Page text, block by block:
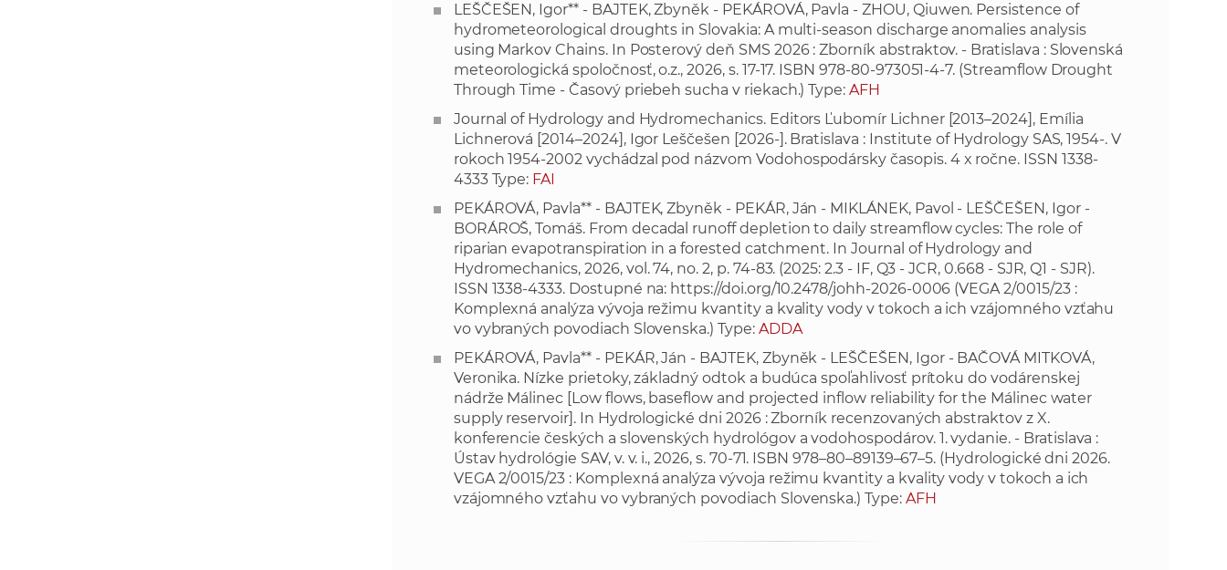
LEŠČEŠEN, Igor** - BAJTEK, Zbyněk - PEKÁROVÁ, Pavla - ZHOU, Qiuwen. Persistence of
hydrometeorological droughts in Slovakia: A multi-season discharge anomalies analysis
using Markov Chains. In Posterový deň SMS 2026 : Zborník abstraktov. - Bratislava : Slovenská
meteorologická spoločnosť, o.z., 2026, s. 17-17. ISBN 978-80-973051-4-7. (Streamflow Drought
Through Time - Časový priebeh sucha v riekach.) Type:AFH
Journal of Hydrology and Hydromechanics. Editors Ľubomír Lichner [2013–2024], Emília
Lichnerová [2014–2024], Igor Leščešen [2026-]. Bratislava : Institute of Hydrology SAS, 1954-. V
rokoch 1954-2002 vychádzal pod názvom Vodohospodársky časopis. 4 x ročne. ISSN 1338-
4333 Type: FAI
PEKÁROVÁ, Pavla** - BAJTEK, Zbyněk - PEKÁR, Ján - MIKLÁNEK, Pavol - LEŠČEŠEN, Igor -
BORÁROŠ, Tomáš. From decadal runoff depletion to daily streamflow cycles: The role of
riparian evapotranspiration in a forested catchment. In Journal of Hydrology and
Hydromechanics, 2026, vol. 74, no. 2, p. 74-83. (2025: 2.3 - IF, Q3 - JCR, 0.668 - SJR, Q1 - SJR).
ISSN 1338-4333. Dostupné na: https://doi.org/10.2478/johh-2026-0006 (VEGA 2/0015/23 :
Komplexná analýza vývoja režimu kvantity a kvality vody v tokoch a ich vzájomného vzťahu
vo vybraných povodiach Slovenska.) Type: ADDA
PEKÁROVÁ, Pavla** - PEKÁR, Ján - BAJTEK, Zbyněk - LEŠČEŠEN, Igor - BAČOVÁ MITKOVÁ,
Veronika. Nízke prietoky, základný odtok a budúca spoľahlivosť prítoku do vodárenskej
nádrže Málinec [Low flows, baseflow and projected inflow reliability for the Málinec water
supply reservoir]. In Hydrologické dni 2026 : Zborník recenzovaných abstraktov z X.
konferencie českých a slovenských hydrológov a vodohospodárov. 1. vydanie. - Bratislava :
Ústav hydrológie SAV, v. v. i., 2026, s. 70-71. ISBN 978–80–89139–67–5. (Hydrologické dni 2026.
VEGA 2/0015/23 : Komplexná analýza vývoja režimu kvantity a kvality vody v tokoch a ich
vzájomného vzťahu vo vybraných povodiach Slovenska.) Type: AFH